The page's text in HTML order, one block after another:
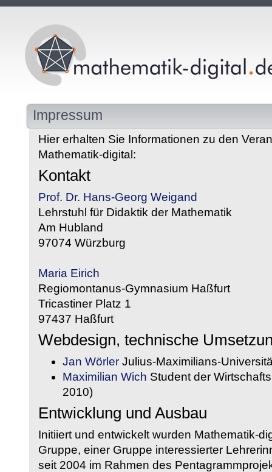
Impressum
Hier erhalten Sie Informationen zu den
Mathematik-digital:
Kontakt
Prof. Dr. Hans-Georg Weigand
Lehrstuhl für Didaktik der Mathematik
Am Hubland
97074 Würzburg
Maria Eirich
Regiomontanus-Gymnasium Haßfurt
Tricastiner Platz 1
97437 Haßfurt
Webdesign, technische
Jan Wörler Julius-Maximilians-
Maximilian Wich Student der
2010)
Entwicklung und Ausbau
Initiiert und entwickelt wurden Mathematik-
Gruppe, einer Gruppe interessierter
seit 2004 im Rahmen des